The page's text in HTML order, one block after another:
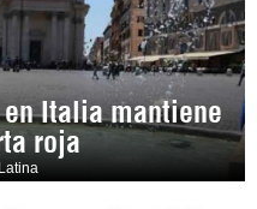
Italia mantiene
roja